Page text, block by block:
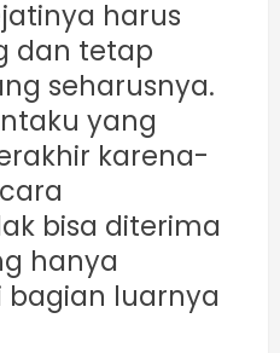
harus
dan tetap
seharusnya.
yang
karena-
bisa diterima
hanya
luarnya